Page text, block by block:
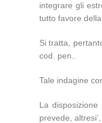
integrare gli
tutto favore
Si tratta,
cod. pen..
Tale indagine
La
prevede,